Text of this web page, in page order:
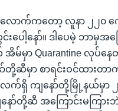
ာက်ကတော့ လူနာ ၂၂၀ ကျေ
ါ့နော်။ ဒါပေမဲ့ ဘာမှအကြ
မှာ Quarantine လုပ်နေ
ဆီမှာ စာရင်းဝင်ထားတာ
ရှိ ကျနော်တို့မြို့နယ်မှာ ၂၃
ော်တို့ဆီ အကြောင်းမကြားဘဲ